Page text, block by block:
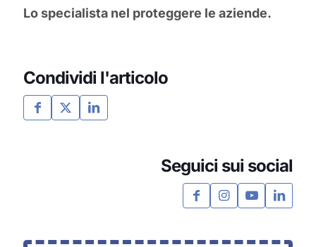
Lo specialista nel proteggere le aziende.
Condividi l'articolo
Seguici sui social